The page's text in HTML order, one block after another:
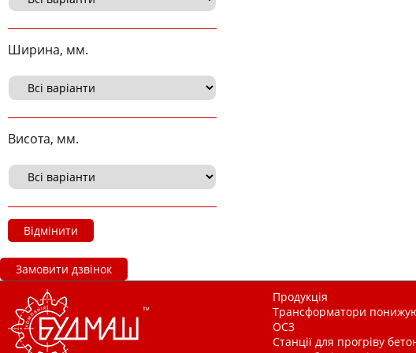
Ширина, мм.
Висота, мм.
Відмінити
Замовити дзвінок
Продукція
Трансформатори
ОСЗ
Станції для прогріву